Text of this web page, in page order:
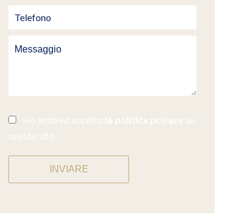
Ho letto ed accetto la politica privacy su
questo sito
INVIARE